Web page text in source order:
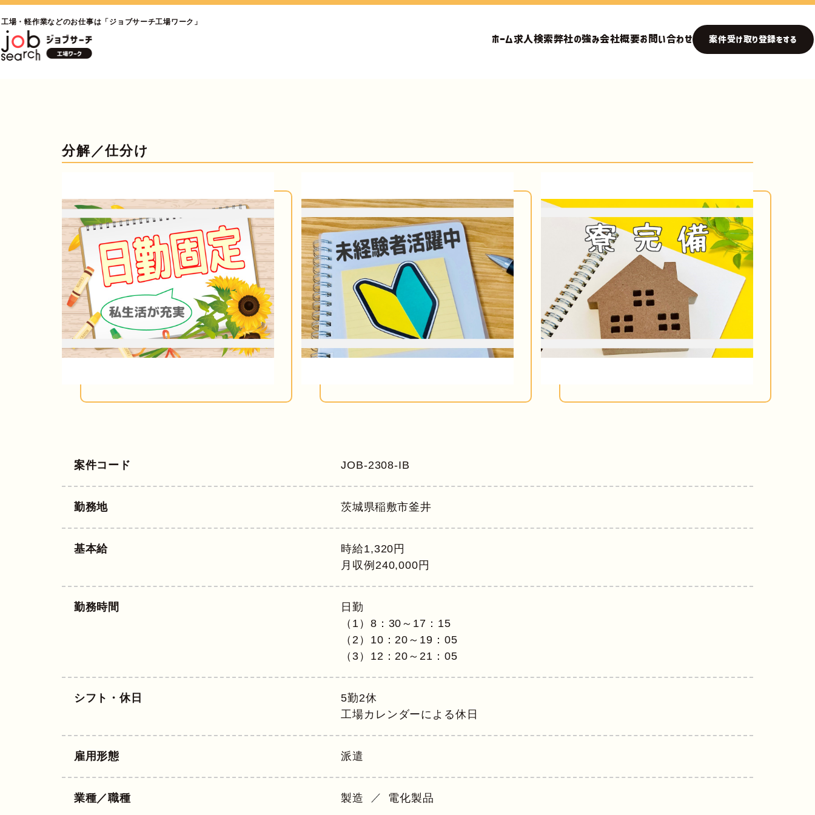
工場・軽作業などのお仕事は「ジョブサーチ工場ワーク」
ホーム求人検索弊社の強み会社概要お問い合わせ 案件受け取り登録をする
分解／仕分け
案件コード JOB-2308-IB
勤務地 茨城県稲敷市釜井
基本給
時給1,320円
月収例240,000円
勤務時間
日勤
（1）8：30～17：15
（2）10：20～19：05
（3）12：20～21：05
シフト・休日
5勤2休
工場カレンダーによる休日
雇用形態 派遣
業種／職種 製造 電化製品